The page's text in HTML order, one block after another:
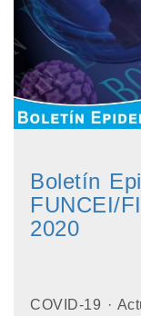
Boletín
FUNCEI/
2020
COVID-19 ·